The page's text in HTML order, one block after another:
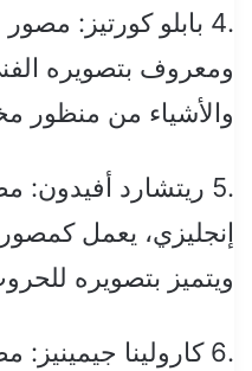
.4 بابلو كورتيز:
ومعروف بتصويره
والأشياء من منظور
.5 ريتشارد
إنجليزي، يعمل كمصور
ويتميز بتصويره
.6 كارولينا